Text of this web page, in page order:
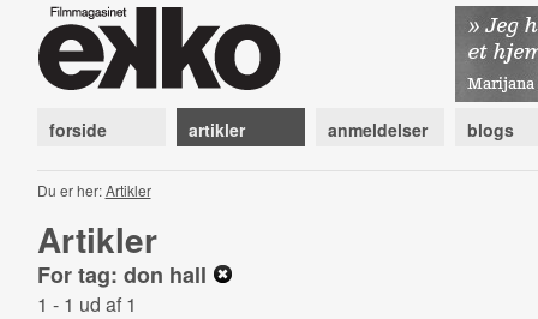
forside artikler anmeldelser blogs
Du er her:Artikler
Artikler
For tag: don hall
1 - 1 ud af 1